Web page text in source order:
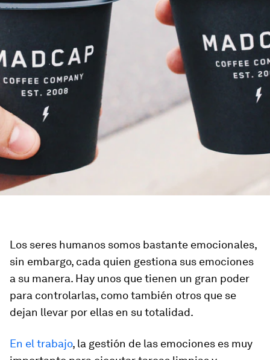
Los seres humanos somos bastante emocionales,
sin embargo, cada quien gestiona sus emociones
a su manera. Hay unos que tienen un gran poder
para controlarlas, como también otros que se
dejan llevar por ellas en su totalidad.
En el trabajo, la gestión de las emociones es muy